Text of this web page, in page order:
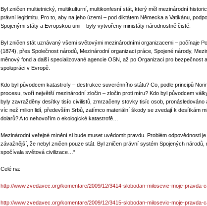
Byl zničen multietnický, multikulturní, multikonfesní stát, který měl mezinárodní
právní legitimitu. Pro to, aby na jeho území – pod diktátem Německa a Vatikánu,
Spojenými státy a Evropskou unii – byly vytvořeny ministáty národnostně čisté.
Byl zničen stát uznávaný všemi světovými mezinárodními organizacemi – počínaje
(1874), přes Společnost národů, Mezinárodní organizaci práce, Spojené národy,
měnový fond a další specializované agencie OSN, až po Organizaci pro bezpečnost a
spolupráci v Evropě.
Kdo byl původcem katastrofy – destrukce suverénního státu? Co, podle principů
procesu, tvoří největší mezinárodní zločin – zločin proti míru? Kdo byl původcem
byly zavražděny desítky tisíc civilistů, zmrzačeny stovky tisíc osob, pronásledováno
víc než milion lidí, především Srbů, zatímco materiální škody se zvedají k desítkám
dolarů? A to nehovořím o ekologické katastrofě…
Mezinárodní veřejné mínění si bude muset uvědomit pravdu. Problém odpovědnosti
závažnější, že nebyl zničen pouze stát. Byl zničen právní systém Spojených národů,
spočívala světová civilizace…“
Celé na:
http://www.zvedavec.org/komentare/2009/12/3414-slobodan-milosevic-moje-pravda-
http://www.zvedavec.org/komentare/2009/12/3415-slobodan-milosevic-moje-pravda-